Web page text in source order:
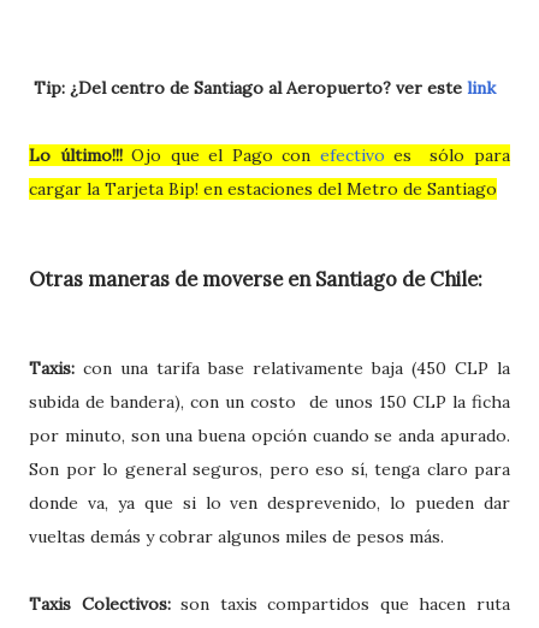
Tip: ¿Del centro de Santiago al Aeropuerto? ver este link
Lo último!!!Ojo que el Pago con efectivo es sólo para
cargar la Tarjeta Bip! en estaciones del Metro de Santiago
Otras maneras de moverse en Santiago de Chile:
Taxis: con una tarifa base relativamente baja (450 CLP la
subida de bandera), con un costo de unos 150 CLP la ficha
por minuto, son una buena opción cuando se anda apurado.
Son por lo general seguros, pero eso sí, tenga claro para
donde va, ya que si lo ven desprevenido, lo pueden dar
vueltas demás y cobrar algunos miles de pesos más.
Taxis Colectivos:son taxis compartidos que hacen ruta